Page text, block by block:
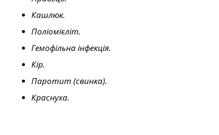
Кашлюк.
Поліомієліт.
Гемофільна інфекція.
Кір.
Паротит (свинка).
Краснуха.